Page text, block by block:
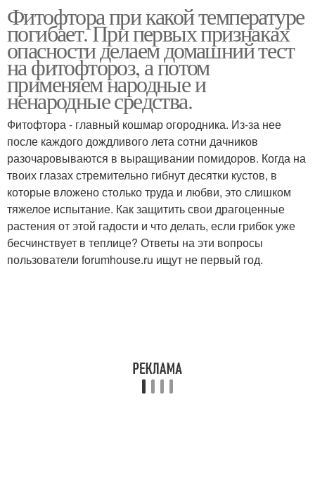
Фитофтора при какой температуре
погибает. При первых признаках
опасности делаем домашний тест
на фитофтороз, а потом
применяем народные и
ненародные средства.
Фитофтора - главный кошмар огородника. Из-за нее
после каждого дождливого лета сотни дачников
разочаровываются в выращивании помидоров. Когда на
твоих глазах стремительно гибнут десятки кустов, в
которые вложено столько труда и любви, это слишком
тяжелое испытание. Как защитить свои драгоценные
растения от этой гадости и что делать, если грибок уже
бесчинствует в теплице? Ответы на эти вопросы
пользователи forumhouse.ru ищут не первый год.